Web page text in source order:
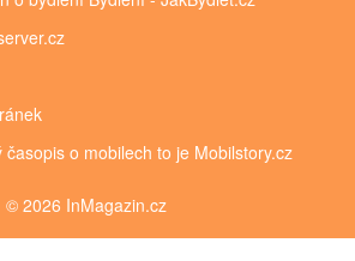
časopis o mobilech to je Mobilstory.cz
© 2026 InMagazin.cz